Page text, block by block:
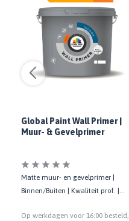
Global Paint Wall Primer |
Muur- & Gevelprimer
Matte muur- en gevelprimer |
Binnen/Buiten | Kwaliteit prof. |
Op werkdagen voor 16:00 besteld,